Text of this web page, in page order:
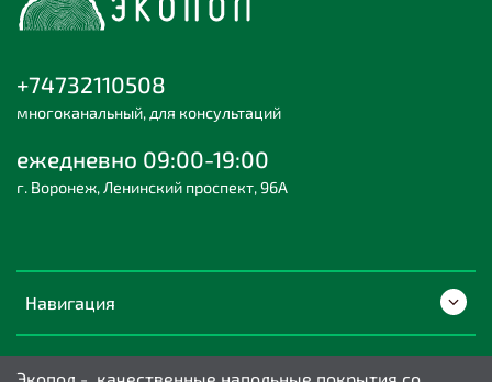
Навигация
+74732110508
многоканальный, для консультаций
ежедневно 09:00-19:00
г. Воронеж, Ленинский проспект, 96А
Экопол - качественные напольные покрытия со